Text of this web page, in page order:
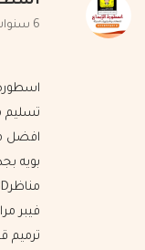
6 سنوات ago
تسليم مفتاح
افضل
بويه
فيبر
ترميم